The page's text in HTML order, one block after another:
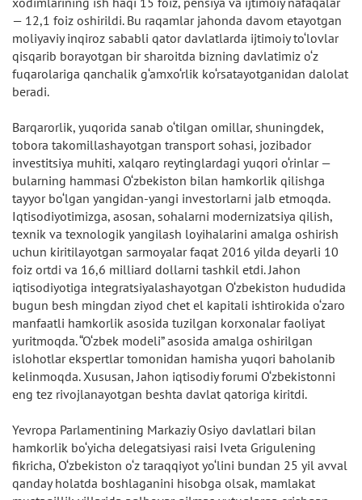
— 12,1 foiz oshirildi. Bu raqamlar jahonda davom etayotgan
moliyaviy inqiroz sababli qator davlatlarda ijtimoiy to‘lovlar
qisqarib borayotgan bir sharoitda bizning davlatimiz o‘z
fuqarolariga qanchalik g‘amxo‘rlik ko‘rsatayotganidan dalolat
beradi.
Barqarorlik, yuqorida sanab o‘tilgan omillar, shuningdek,
tobora takomillashayotgan transport sohasi, jozibador
investitsiya muhiti, xalqaro reytinglardagi yuqori o‘rinlar —
bularning hammasi O‘zbekiston bilan hamkorlik qilishga
tayyor bo‘lgan yangidan-yangi investorlarni jalb etmoqda.
Iqtisodiyotimizga, asosan, sohalarni modernizatsiya qilish,
texnik va texnologik yangilash loyihalarini amalga oshirish
uchun kiritilayotgan sarmoyalar faqat 2016 yilda deyarli 10
foiz ortdi va 16,6 milliard dollarni tashkil etdi. Jahon
iqtisodiyotiga integratsiyalashayotgan O‘zbekiston hududida
bugun besh mingdan ziyod chet el kapitali ishtirokida o‘zaro
manfaatli hamkorlik asosida tuzilgan korxonalar faoliyat
yuritmoqda. “O‘zbek modeli” asosida amalga oshirilgan
islohotlar ekspertlar tomonidan hamisha yuqori baholanib
kelinmoqda. Xususan, Jahon iqtisodiy forumi O‘zbekistonni
eng tez rivojlanayotgan beshta davlat qatoriga kiritdi.
Yevropa Parlamentining Markaziy Osiyo davlatlari bilan
hamkorlik bo‘yicha delegatsiyasi raisi Iveta Grigulening
fikricha, O‘zbekiston o‘z taraqqiyot yo‘lini bundan 25 yil avval
qanday holatda boshlaganini hisobga olsak, mamlakat